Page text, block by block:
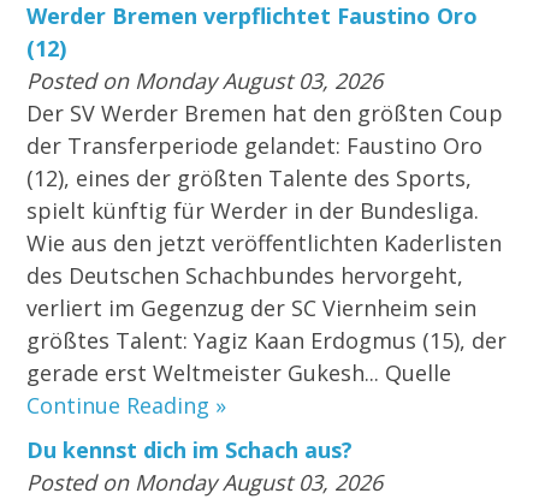
Werder Bremen verpflichtet Faustino Oro
(12)
Posted on Monday August 03, 2026
Der SV Werder Bremen hat den größten Coup
der Transferperiode gelandet: Faustino Oro
(12), eines der größten Talente des Sports,
spielt künftig für Werder in der Bundesliga.
Wie aus den jetzt veröffentlichten Kaderlisten
des Deutschen Schachbundes hervorgeht,
verliert im Gegenzug der SC Viernheim sein
größtes Talent: Yagiz Kaan Erdogmus (15), der
gerade erst Weltmeister Gukesh... Quelle
Continue Reading »
Du kennst dich im Schach aus?
Posted on Monday August 03, 2026